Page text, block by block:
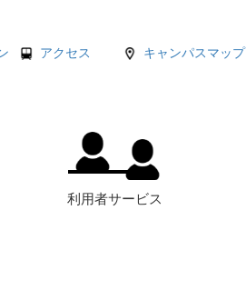
アクセス キャンパスマップ
利用者サービス